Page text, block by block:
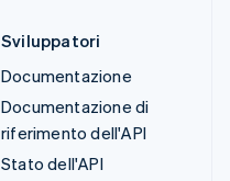
Sviluppatori
Documentazione
Documentazione di
riferimento dell'API
Stato dell'API